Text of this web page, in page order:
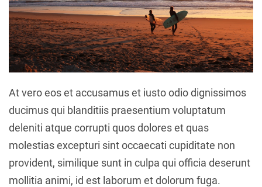
At vero eos et accusamus et iusto odio dignissimos
ducimus qui blanditiis praesentium voluptatum
deleniti atque corrupti quos dolores et quas
molestias excepturi sint occaecati cupiditate non
provident, similique sunt in culpa qui officia deserunt
mollitia animi, id est laborum et dolorum fuga.